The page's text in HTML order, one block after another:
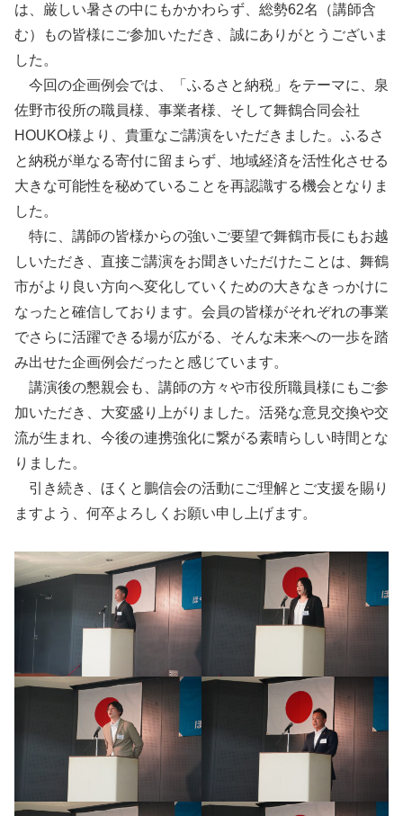
は、厳しい暑さの中にもかかわらず、総勢62名（講師含
む）もの皆様にご参加いただき、誠にありがとうございま
した。
今回の企画例会では、「ふるさと納税」をテーマに、泉
佐野市役所の職員様、事業者様、そして舞鶴合同会社
HOUKO様より、貴重なご講演をいただきました。ふるさ
と納税が単なる寄付に留まらず、地域経済を活性化させる
大きな可能性を秘めていることを再認識する機会となりま
した。
特に、講師の皆様からの強いご要望で舞鶴市長にもお越
しいただき、直接ご講演をお聞きいただけたことは、舞鶴
市がより良い方向へ変化していくための大きなきっかけに
なったと確信しております。会員の皆様がそれぞれの事業
でさらに活躍できる場が広がる、そんな未来への一歩を踏
み出せた企画例会だったと感じています。
講演後の懇親会も、講師の方々や市役所職員様にもご参
加いただき、大変盛り上がりました。活発な意見交換や交
流が生まれ、今後の連携強化に繋がる素晴らしい時間とな
りました。
引き続き、ほくと鵬信会の活動にご理解とご支援を賜り
ますよう、何卒よろしくお願い申し上げます。